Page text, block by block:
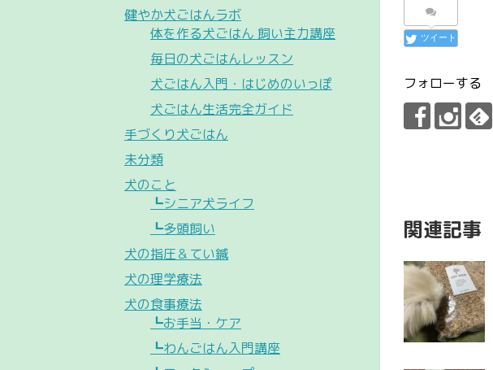
ツイート
フォローする
関連記事
健やか犬ごはんラボ
体を作る犬ごはん 飼い主力講座
毎日の犬ごはんレッスン
犬ごはん入門・はじめのいっぽ
犬ごはん生活完全ガイド
手づくり犬ごはん
未分類
犬のこと
┗シニア犬ライフ
┗多頭飼い
犬の指圧＆てい鍼
犬の理学療法
犬の食事療法
┗お手当・ケア
┗わんごはん入門講座